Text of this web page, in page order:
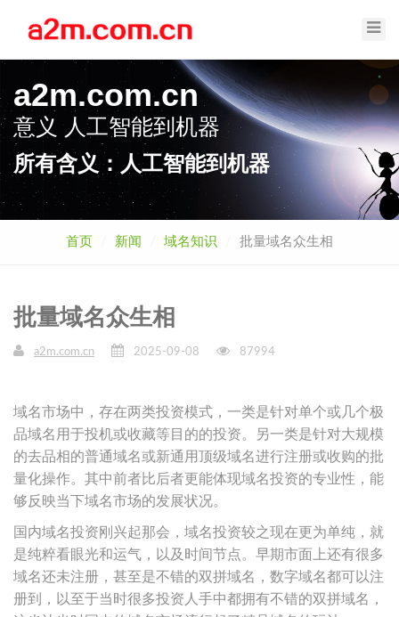
a2m.com.cn
意义 人工智能到机器
所有含义：人工智能到机器
首页 新闻 域名知识 批量域名众生相
批量域名众生相
a2m.com.cn 2025-09-08 87994
域名市场中，存在两类投资模式，一类是针对单个或几个极
品域名用于投机或收藏等目的的投资。另一类是针对大规模
的去品相的普通域名或新通用顶级域名进行注册或收购的批
量化操作。其中前者比后者更能体现域名投资的专业性，能
够反映当下域名市场的发展状况。
国内域名投资刚兴起那会，域名投资较之现在更为单纯，就
是纯粹看眼光和运气，以及时间节点。早期市面上还有很多
域名还未注册，甚至是不错的双拼域名，数字域名都可以注
册到，以至于当时很多投资人手中都拥有不错的双拼域名，